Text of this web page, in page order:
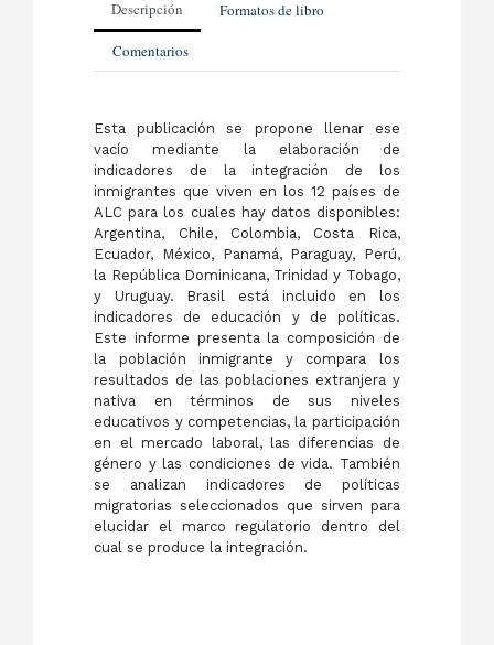
Descripción Formatos de libro
Comentarios
Esta publicación se propone llenar ese
vacío mediante la elaboración de
indicadores de la integración de los
inmigrantes que viven en los 12 países de
ALC para los cuales hay datos disponibles:
Argentina, Chile, Colombia, Costa Rica,
Ecuador, México, Panamá, Paraguay, Perú,
la República Dominicana, Trinidad y Tobago,
y Uruguay. Brasil está incluido en los
indicadores de educación y de políticas.
Este informe presenta la composición de
la población inmigrante y compara los
resultados de las poblaciones extranjera y
nativa en términos de sus niveles
educativos y competencias, la participación
en el mercado laboral, las diferencias de
género y las condiciones de vida. También
se analizan indicadores de políticas
migratorias seleccionados que sirven para
elucidar el marco regulatorio dentro del
cual se produce la integración.